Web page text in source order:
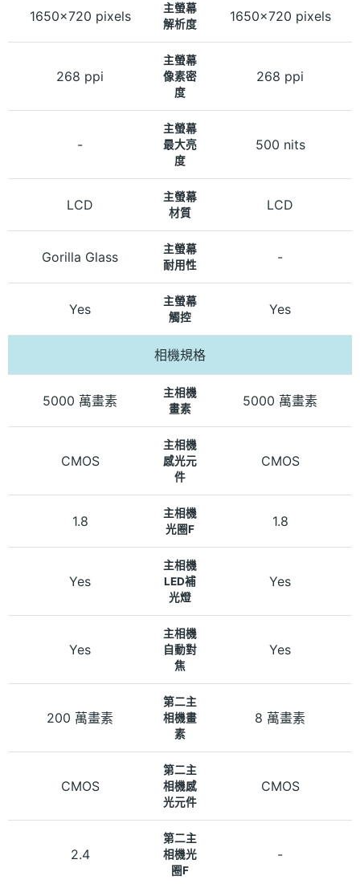
1650x720 pixels
主螢幕
解析度
1650x720 pixels
268 ppi
主螢幕
像素密
度
268 ppi
-
主螢幕
最大亮
度
500 nits
LCD
主螢幕
材質
LCD
Gorilla Glass
主螢幕
耐用性
-
Yes
主螢幕
觸控
Yes
相機規格
5000 萬畫素
主相機
畫素
5000 萬畫素
CMOS
主相機
感光元
件
CMOS
1.8
主相機
光圈F
1.8
Yes
主相機
LED補
光燈
Yes
Yes
主相機
自動對
焦
Yes
200 萬畫素
第二主
相機畫
素
8 萬畫素
CMOS
第二主
相機感
光元件
CMOS
2.4
第二主
相機光
圈F
-